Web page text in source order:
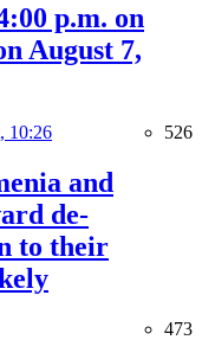
p.m. on
August 7,
10:26 526
and
de-
to their
473